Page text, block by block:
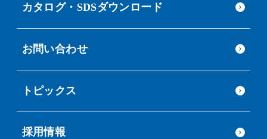
カタログ・SDSダウンロード
お問い合わせ
トピックス
採用情報